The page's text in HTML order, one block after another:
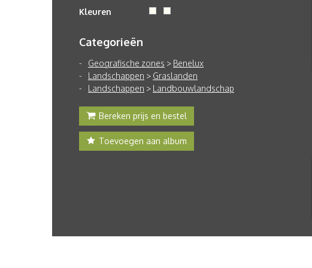
Kleuren
Categorieën
Geografische zones > Benelux
Landschappen > Graslanden
Landschappen > Landbouwlandschap
Bereken prijs en bestel
Toevoegen aan album